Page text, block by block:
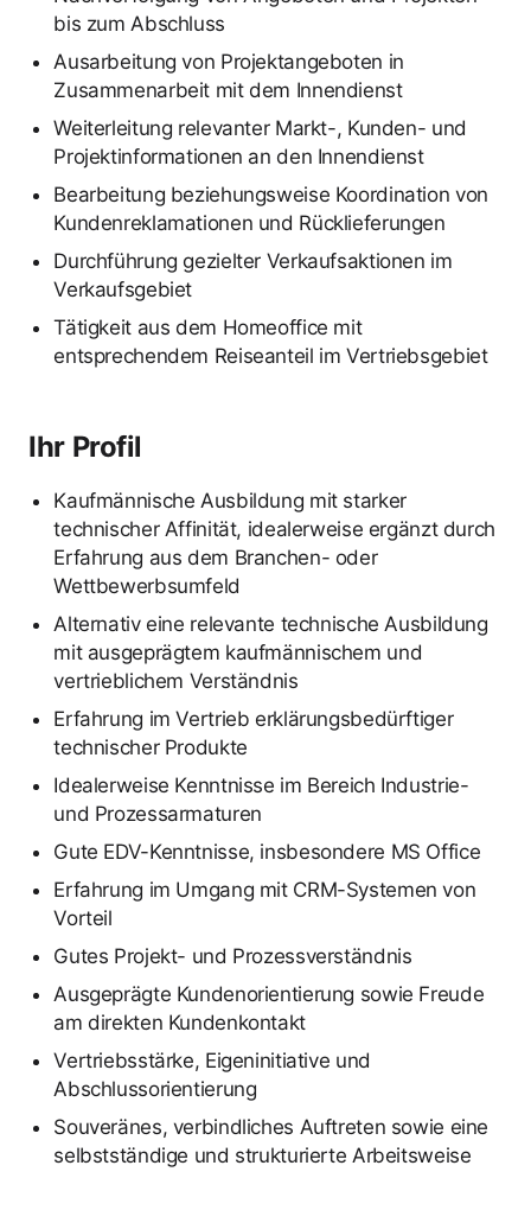
bis zum Abschluss
Ausarbeitung von Projektangeboten in
Zusammenarbeit mit dem Innendienst
Weiterleitung relevanter Markt-, Kunden- und
Projektinformationen an den Innendienst
Bearbeitung beziehungsweise Koordination von
Kundenreklamationen und Rücklieferungen
Durchführung gezielter Verkaufsaktionen im
Verkaufsgebiet
Tätigkeit aus dem Homeoffice mit
entsprechendem Reiseanteil im Vertriebsgebiet
Ihr Profil
Kaufmännische Ausbildung mit starker
technischer Affinität, idealerweise ergänzt durch
Erfahrung aus dem Branchen- oder
Wettbewerbsumfeld
Alternativ eine relevante technische Ausbildung
mit ausgeprägtem kaufmännischem und
vertrieblichem Verständnis
Erfahrung im Vertrieb erklärungsbedürftiger
technischer Produkte
Idealerweise Kenntnisse im Bereich Industrie-
und Prozessarmaturen
Gute EDV-Kenntnisse, insbesondere MS Office
Erfahrung im Umgang mit CRM-Systemen von
Vorteil
Gutes Projekt- und Prozessverständnis
Ausgeprägte Kundenorientierung sowie Freude
am direkten Kundenkontakt
Vertriebsstärke, Eigeninitiative und
Abschlussorientierung
Souveränes, verbindliches Auftreten sowie eine
selbstständige und strukturierte Arbeitsweise